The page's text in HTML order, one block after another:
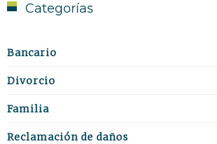
Categorías
Bancario
Divorcio
Familia
Reclamación de daños